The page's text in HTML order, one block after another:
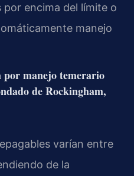
encima del límite o
manejo
por manejo temerario
de Rockingham,
varían entre
de la